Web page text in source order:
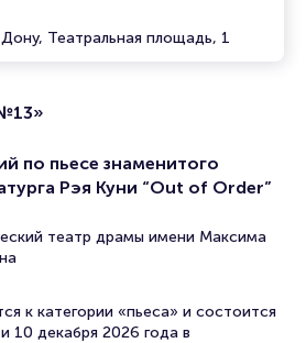
Театральная площадь, 1
по пьесе знаменитого
Рэя Куни “Out of Order”
театр драмы имени Максима
к категории «пьеса» и состоится
10 декабря 2026 года в